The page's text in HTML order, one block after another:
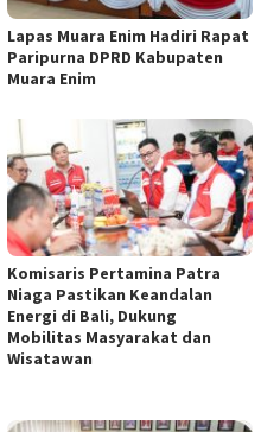
Lapas Muara Enim Hadiri Rapat
Paripurna DPRD Kabupaten
Muara Enim
Komisaris Pertamina Patra
Niaga Pastikan Keandalan
Energi di Bali, Dukung
Mobilitas Masyarakat dan
Wisatawan